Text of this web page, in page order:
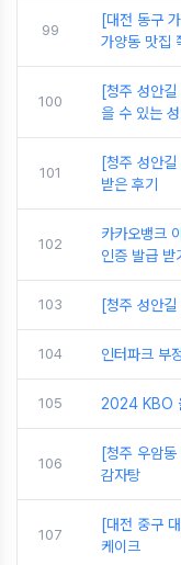
99
[대전 동구
가양동 맛집
100
[청주 성안
을 수 있는
101
[청주 성안
받은 후기
102
카카오뱅크
인증 발급 받
103 [청주 성안
104 인터파크 부
105 2024 KBO
106
[청주 우암
감자탕
107
[대전 중구
케이크